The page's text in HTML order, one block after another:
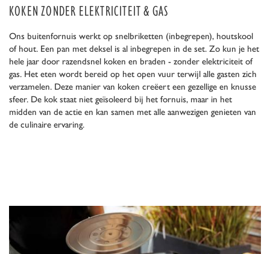
KOKEN ZONDER ELEKTRICITEIT & GAS
Ons buitenfornuis werkt op snelbriketten (inbegrepen), houtskool
of hout. Een pan met deksel is al inbegrepen in de set. Zo kun je het
hele jaar door razendsnel koken en braden - zonder elektriciteit of
gas. Het eten wordt bereid op het open vuur terwijl alle gasten zich
verzamelen. Deze manier van koken creëert een gezellige en knusse
sfeer. De kok staat niet geïsoleerd bij het fornuis, maar in het
midden van de actie en kan samen met alle aanwezigen genieten van
de culinaire ervaring.